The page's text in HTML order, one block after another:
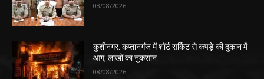
08/08/2026
कुशीनगर: कप्तानगंज में शॉर्ट सर्किट से कपड़े की दुकान में
आग, लाखों का नुकसान
08/08/2026